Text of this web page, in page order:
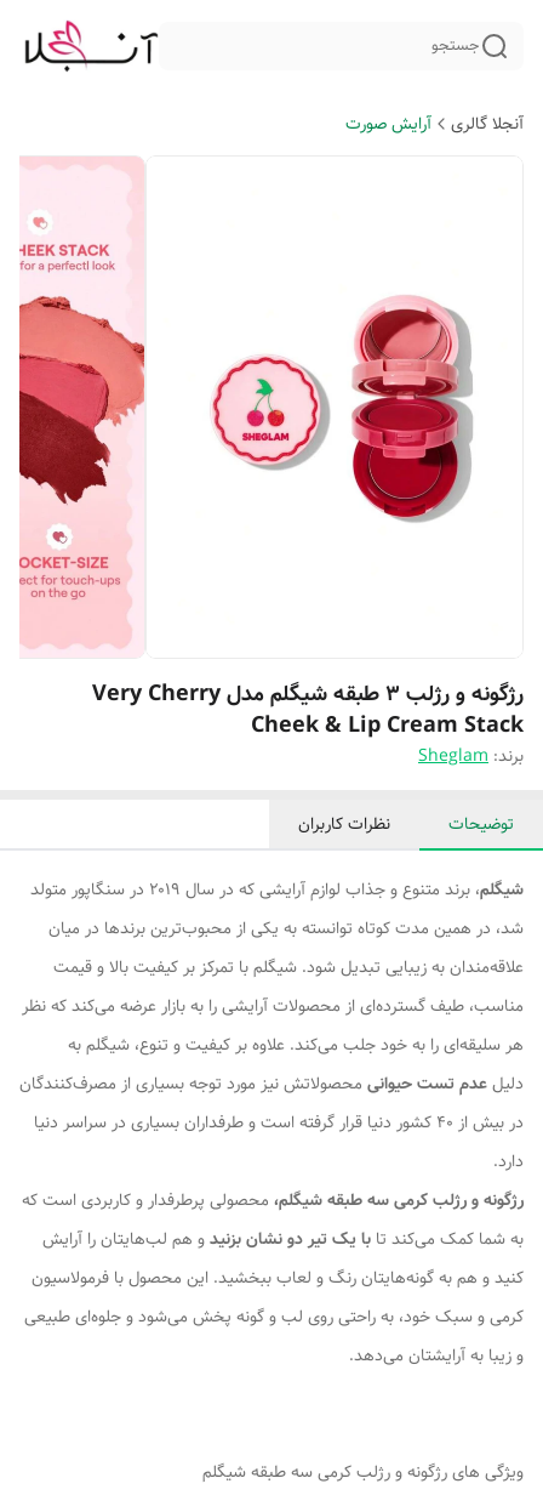
جستجو
آنجلا گالری آرایش صورت
رژگونه و رژلب 3 طبقه شیگلم مدل Very Cherry
Cheek & Lip Cream Stack
برند: Sheglam
توضیحات نظرات کاربران
شیگلم
، برند متنوع و جذاب لوازم آرایشی که در سال ۲۰۱۹ در سنگاپور متولد
شد، در همین مدت کوتاه توانسته به یکی از محبوب‌ترین برندها در میان
علاقه‌مندان به زیبایی تبدیل شود. شیگلم با تمرکز بر کیفیت بالا و قیمت
مناسب، طیف گسترده‌ای از محصولات آرایشی را به بازار عرضه می‌کند که نظر
هر سلیقه‌ای را به خود جلب می‌کند. علاوه بر کیفیت و تنوع، شیگلم به
دلیلعدم تست حیوانی محصولاتش نیز مورد توجه بسیاری از مصرف‌کنندگان
در بیش از ۴۰ کشور دنیا قرار گرفته است و طرفداران بسیاری در سراسر دنیا
دارد.
رژگونه و رژلب کرمی سه طبقه شیگلم، محصولی پرطرفدار و کاربردی است که
به شما کمک می‌کند تا با یک تیر دو نشان بزنیدو هم لب‌هایتان را آرایش
کنید و هم به گونه‌هایتان رنگ و لعاب ببخشید. این محصول با فرمولاسیون
کرمی و سبک خود، به راحتی روی لب و گونه پخش می‌شود و جلوه‌ای طبیعی
و زیبا به آرایشتان می‌دهد.
ویژگی های رژگونه و رژلب کرمی سه طبقه شیگلم